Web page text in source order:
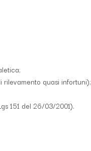
quasi infortuni);
151 del 26/03/2001).